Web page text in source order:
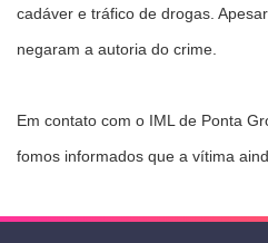
cadáver e tráfico de drogas.
negaram a autoria do crime.
Em contato com o IML de Ponta
fomos informados que a vítima